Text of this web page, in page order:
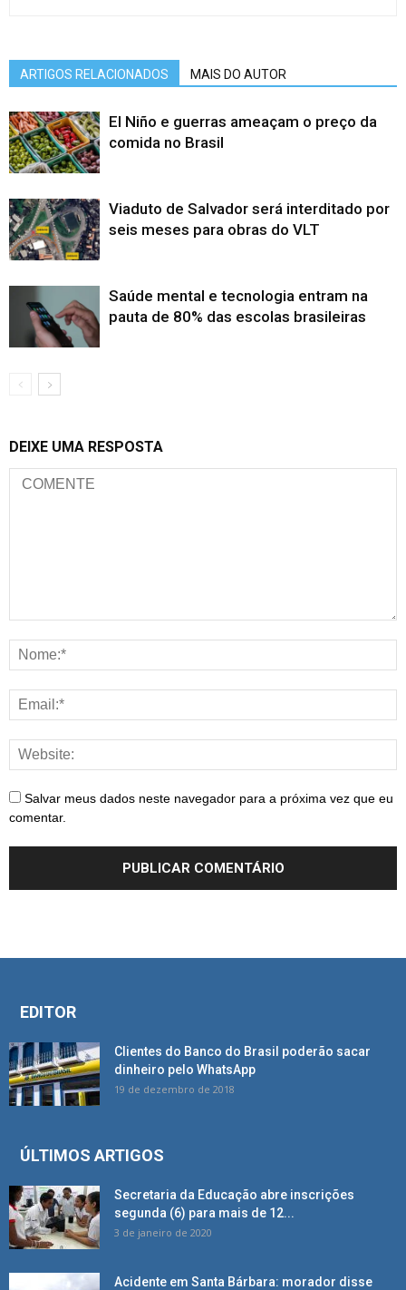
ARTIGOS RELACIONADOS MAIS DO AUTOR
El Niño e guerras ameaçam o preço da
comida no Brasil
Viaduto de Salvador será interditado por
seis meses para obras do VLT
Saúde mental e tecnologia entram na
pauta de 80% das escolas brasileiras
DEIXE UMA RESPOSTA
Salvar meus dados neste navegador para a próxima vez que eu
comentar.
EDITOR
Clientes do Banco do Brasil poderão sacar
dinheiro pelo WhatsApp
19 de dezembro de 2018
ÚLTIMOS ARTIGOS
Secretaria da Educação abre inscrições
segunda (6) para mais de 12...
3 de janeiro de 2020
Acidente em Santa Bárbara: morador disse